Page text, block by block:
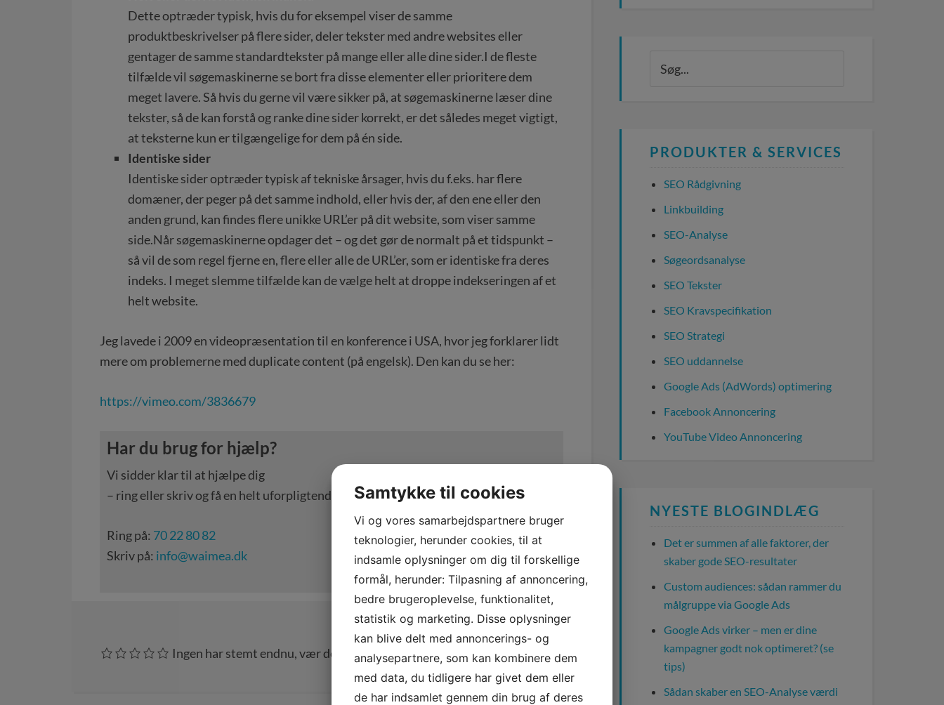
Dette optræder typisk, hvis du for eksempel viser de samme
produktbeskrivelser på flere sider, deler tekster med andre websites eller
gentager de samme standardtekster på mange eller alle dine sider.I de fleste
tilfælde vil søgemaskinerne se bort fra disse elementer eller prioritere dem
meget lavere. Så hvis du gerne vil være sikker på, at søgemaskinerne læser dine
tekster, så de kan forstå og ranke dine sider korrekt, er det således meget vigtigt,
at teksterne kun er tilgængelige for dem på én side.
Identiske sider
Identiske sider optræder typisk af tekniske årsager, hvis du f.eks. har flere
domæner, der peger på det samme indhold, eller hvis der, af den ene eller den
anden grund, kan findes flere unikke URL’er på dit website, som viser samme
side.Når søgemaskinerne opdager det – og det gør de normalt på et tidspunkt –
så vil de som regel fjerne en, flere eller alle de URL’er, som er identiske fra deres
indeks. I meget slemme tilfælde kan de vælge helt at droppe indekseringen af et
helt website.
Jeg lavede i 2009 en videopræsentation til en konference i USA, hvor jeg forklarer lidt
mere om problemerne med duplicate content (på engelsk). Den kan du se her:
https://vimeo.com/3836679
Har du brug for hjælp?
Vi sidder klar til at hjælpe dig
– ring eller skriv og få en helt uforpligtende snak om dine ønsker og behov.
Ring på: 70 22 80 82
Skriv på: info@waimea.dk
Ingen har stemt endnu, vær den første
PRODUKTER & SERVICES
SEO Rådgivning
Linkbuilding
SEO-Analyse
Søgeordsanalyse
SEO Tekster
SEO Kravspecifikation
SEO Strategi
SEO uddannelse
Google Ads (AdWords) optimering
Facebook Annoncering
YouTube Video Annoncering
NYESTE BLOGINDLÆG
Det er summen af alle faktorer, der
skaber gode SEO-resultater
Custom audiences: sådan rammer du
målgruppe via Google Ads
Google Ads virker – men er dine
kampagner godt nok optimeret? (se
tips)
Sådan skaber en SEO-Analyse værdi
Samtykke til cookies
Vi og vores samarbejdspartnere bruger
teknologier, herunder cookies, til at
indsamle oplysninger om dig til forskellige
formål, herunder: Tilpasning af annoncering,
bedre brugeroplevelse, funktionalitet,
statistik og marketing. Disse oplysninger
kan blive delt med annoncerings- og
analysepartnere, som kan kombinere dem
med data, du tidligere har givet dem eller
de har indsamlet gennem din brug af deres